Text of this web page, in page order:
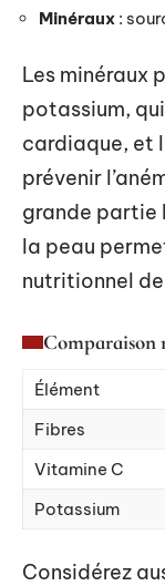
Minéraux :
Les minéraux
potassium,
cardiaque, et
prévenir
grande partie
la peau
nutritionnel
Élément
Fibres
Vitamine C
Potassium
Considérez